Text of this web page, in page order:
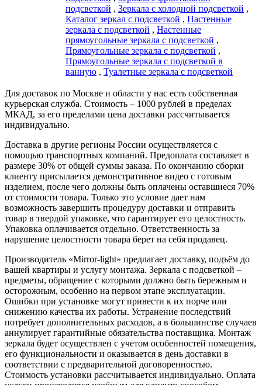
подсветкой , Зеркала с холодной подсветкой ,
Каталог зеркал c подсветкой , Настенные
зеркала с подсветкой , Настенные
прямоугольные зеркала с подсветкой ,
Прямоугольные зеркала с подсветкой ,
Прямоугольные зеркала с подсветкой в
ванную , Туалетные зеркала с подсветкой
Для доставок по Москве и области у нас есть собственная
курьерская служба. Стоимость – 1000 рублей в пределах
МКАД, за его пределами цена доставки рассчитывается
индивидуально.
Доставка в другие регионы России осуществляется с
помощью транспортных компаний. Предоплата составляет в
размере 30% от общей суммы заказа. По окончанию сборки
клиенту присылается демонстративное видео с готовым
изделием, после чего должны быть оплачены оставшиеся 70%
от стоимости товара. Только это условие дает нам
возможность завершить процедуру доставки и отправить
товар в твердой упаковке, что гарантирует его целостность.
Упаковка оплачивается отдельно. Ответственность за
нарушение целостности товара берет на себя продавец.
Производитель «Mirror-light» предлагает доставку, подъём до
вашей квартиры и услугу монтажа. Зеркала с подсветкой –
предметы, обращение с которыми должно быть бережным и
осторожным, особенно на первом этапе эксплуатации.
Ошибки при установке могут привести к их порче или
снижению качества их работы. Устранение последствий
потребует дополнительных расходов, а в большинстве случаев
аннулирует гарантийные обязательства поставщика. Монтаж
зеркала будет осуществлен с учетом особенностей помещения,
его функциональности и оказывается в день доставки в
соответствии с предварительной договоренностью.
Стоимость установки рассчитывается индивидуально. Оплата